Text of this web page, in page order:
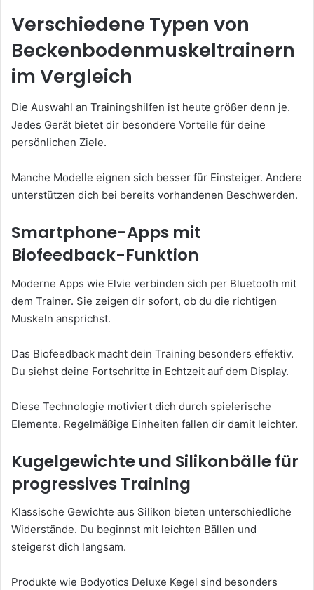
Verschiedene Typen von
Beckenbodenmuskeltrainern
im Vergleich
Die Auswahl an Trainingshilfen ist heute größer denn je.
Jedes Gerät bietet dir besondere Vorteile für deine
persönlichen Ziele.
Manche Modelle eignen sich besser für Einsteiger. Andere
unterstützen dich bei bereits vorhandenen Beschwerden.
Smartphone-Apps mit
Biofeedback-Funktion
Moderne Apps wie Elvie verbinden sich per Bluetooth mit
dem Trainer. Sie zeigen dir sofort, ob du die richtigen
Muskeln ansprichst.
Das Biofeedback macht dein Training besonders effektiv.
Du siehst deine Fortschritte in Echtzeit auf dem Display.
Diese Technologie motiviert dich durch spielerische
Elemente. Regelmäßige Einheiten fallen dir damit leichter.
Kugelgewichte und Silikonbälle für
progressives Training
Klassische Gewichte aus Silikon bieten unterschiedliche
Widerstände. Du beginnst mit leichten Bällen und
steigerst dich langsam.
Produkte wie Bodyotics Deluxe Kegel sind besonders